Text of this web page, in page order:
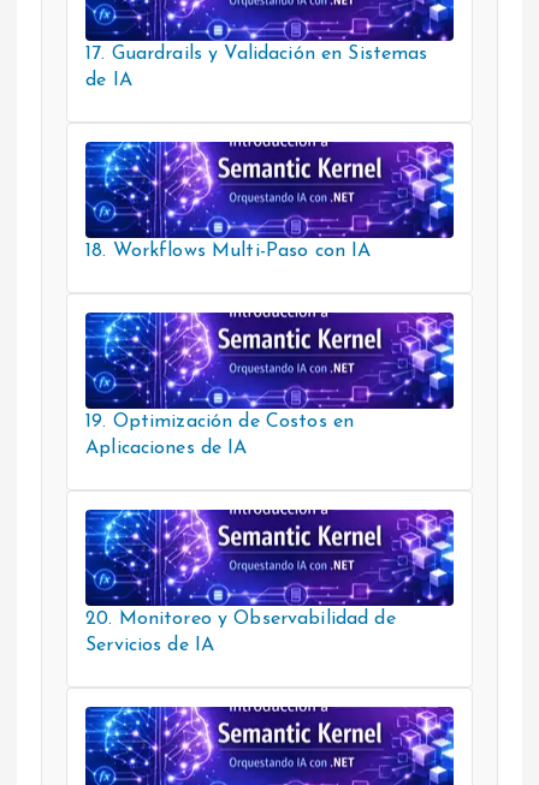
17. Guardrails y Validación en Sistemas
de IA
18. Workflows Multi-Paso con IA
19. Optimización de Costos en
Aplicaciones de IA
20. Monitoreo y Observabilidad de
Servicios de IA